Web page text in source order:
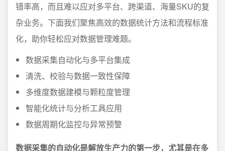
错率高，而且难以应对多平台、跨渠道、海量SKU的复
杂业务。下面我们聚焦高效的数据统计方法和流程标准
化，助你轻松应对数据管理难题。
数据采集自动化与多平台集成
清洗、校验与数据一致性保障
多维度数据建模与颗粒度管理
智能化统计与分析工具应用
数据周期化监控与异常预警
数据采集的自动化是解放生产力的第一步，尤其是在多